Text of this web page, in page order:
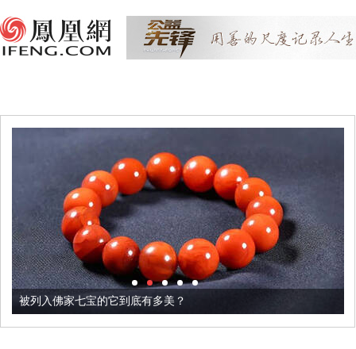
被列入佛家七宝的它到底有多美？